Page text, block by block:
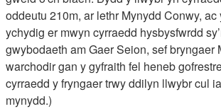
oddeutu 210m, ar lethr Mynydd Conwy, ac
ychydig er mwyn cyrraedd hysbysfwrdd
gwybodaeth am Gaer Seion, sef bryngaer
warchodir gan y gyfraith fel heneb
cyrraedd y fryngaer trwy ddilyn llwybr cul
mynydd.)